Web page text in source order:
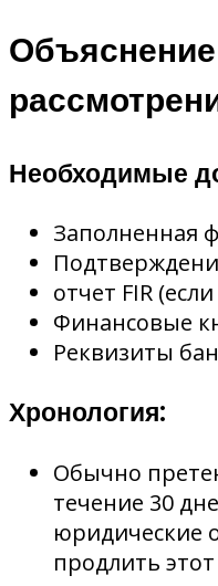
Необходимые
Заполненная
отчет FIR
Финансовые
Реквизиты
Хронология:
Обычно
течение 30
юридические
продлить